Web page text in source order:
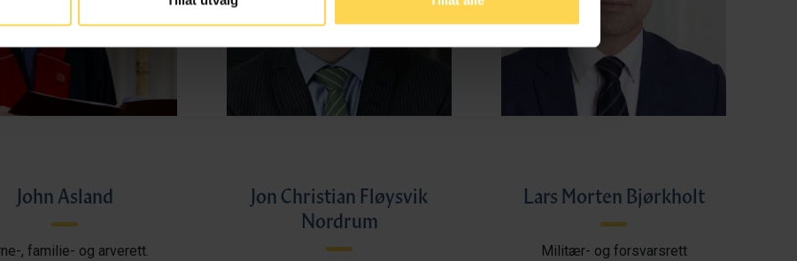
John Asland
, familie- og arverett.
Jon Christian Fløysvik
Nordrum
Lars Morten Bjørkholt
Militær- og forsvarsrett